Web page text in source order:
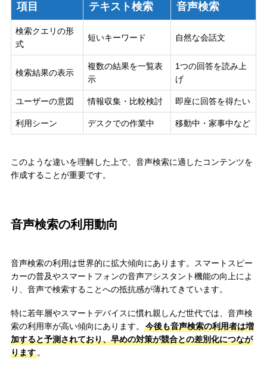
項目 テキスト検索 音声検索
検索クエリの形
式
短いキーワード 自然な会話文
検索結果の表示
複数の結果を一覧表
示
1つの回答を読み上
げ
ユーザーの意図 情報収集・比較検討 即座に回答を得たい
利用シーン デスクでの作業中 移動中・家事中など
このような違いを理解した上で、音声検索に適したコンテンツを
作成することが重要です。
音声検索の利用動向
音声検索の利用は世界的に拡大傾向にあります。スマートスピー
カーの普及やスマートフォンの音声アシスタント機能の向上によ
り、音声で検索することへの抵抗感が薄れてきています。
特に若年層やスマートデバイスに慣れ親しんだ世代では、音声検
索の利用率が高い傾向にあります。
今後も音声検索の利用者は増
加すると予測されており、早めの対策が競合との差別化につなが
ります。